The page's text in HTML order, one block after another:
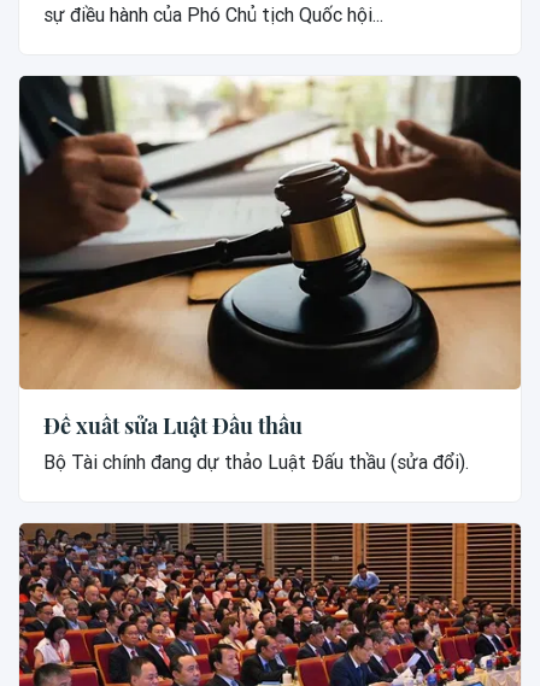
sự điều hành của Phó Chủ tịch Quốc hội...
Đề xuất sửa Luật Đấu thầu
Bộ Tài chính đang dự thảo Luật Đấu thầu (sửa đổi).